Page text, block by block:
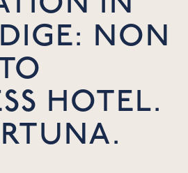
NON
HOTEL.